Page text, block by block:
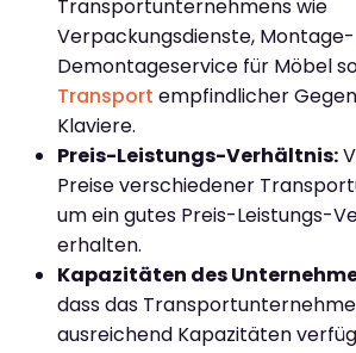
Transportunternehmens wie
Verpackungsdienste,
Demontageservice für Möbel
Transport empfindlicher
Klaviere.
Preis-Leistungs-Verhältnis:
Preise verschiedener
um ein gutes Preis-Leistungs-
erhalten.
Kapazitäten des
dass das
ausreichend Kapazitäten